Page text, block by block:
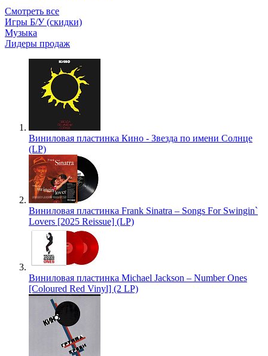
Смотреть все
Игры Б/У (скидки)
Музыка
Лидеры продаж
Виниловая пластинка Кино - Звезда по имени Солнце
(LP)
Виниловая пластинка Frank Sinatra – Songs For Swingin`
Lovers [2025 Reissue] (LP)
Виниловая пластинка Michael Jackson – Number Ones
[Coloured Red Vinyl] (2 LP)